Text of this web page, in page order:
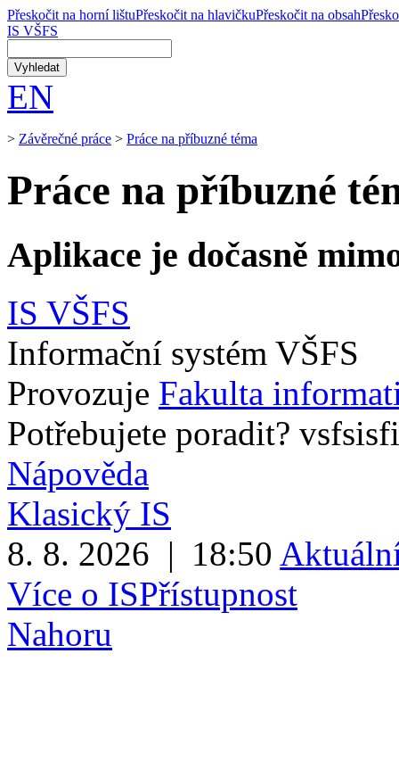
Přeskočit na horní lištuPřeskočit na hlavičkuPřeskočit na obsah
IS VŠFS
EN
> Závěrečné práce > Práce na příbuzné téma
Práce na příbuzné
Aplikace je dočasně
IS VŠFS
Informační systém VŠFS
Provozuje Fakulta
Potřebujete poradit? vsfsis
Nápověda
Klasický IS
8. 8. 2026
18:50
Více o ISPřístupnost
Nahoru